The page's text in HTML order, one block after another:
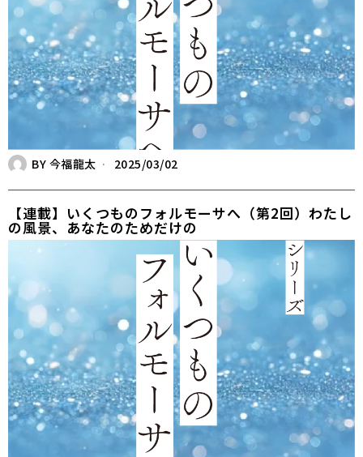
BY 今福龍太 2025/03/02
【連載】いくつものフォルモーサへ（第2回）わたし
の風景、あなたのためだけの